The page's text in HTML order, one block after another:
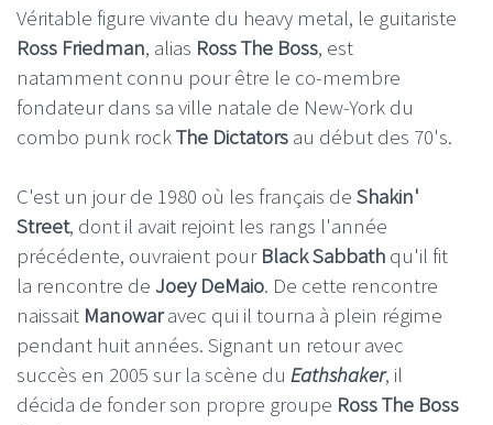
Véritable figure vivante du heavy metal, le guitariste
Ross Friedman, alias Ross The Boss, est
natamment connu pour être le co-membre
fondateur dans sa ville natale de New-York du
combo punk rockThe Dictators au début des 70's.
C'est un jour de 1980 où les français de Shakin'
Street, dont il avait rejoint les rangs l'année
précédente, ouvraient pour Black Sabbath qu'il fit
la rencontre de Joey DeMaio. De cette rencontre
naissait Manowaravec qui il tourna à plein régime
pendant huit années. Signant un retour avec
succès en 2005 sur la scène du Eathshaker, il
décida de fonder son propre groupe Ross The Boss